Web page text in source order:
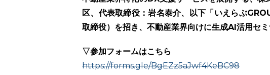
区、代表取締役：岩名泰介、以下「いえらぶ
取締役）を招き、不動産業界向けに生成AI活用セミ
▽参加フォームはこちら
https://forms.gle/BgEZz5aJwf4KeBC98